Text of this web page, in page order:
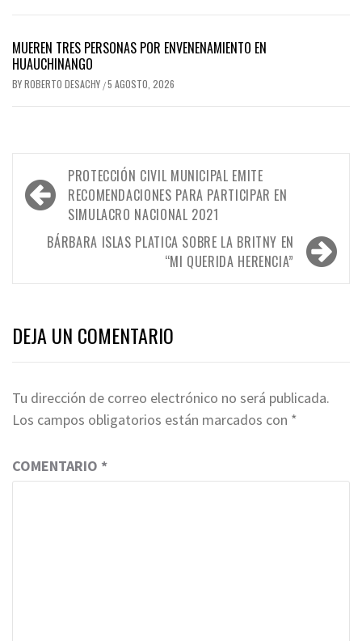
MUEREN TRES PERSONAS POR ENVENENAMIENTO EN
HUAUCHINANGO
BYROBERTO DESACHY /5 AGOSTO, 2026
Navegación
de
entradas
PROTECCIÓN CIVIL MUNICIPAL EMITE
RECOMENDACIONES PARA PARTICIPAR EN
SIMULACRO NACIONAL 2021
BÁRBARA ISLAS PLATICA SOBRE LA BRITNY EN
“MI QUERIDA HERENCIA”
DEJA UN COMENTARIO
Tu dirección de correo electrónico no será publicada.
Los campos obligatorios están marcados con *
COMENTARIO *